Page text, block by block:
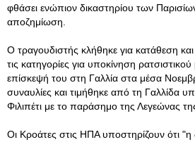
φθάσει ενώπιον δικαστηρίου των Παρισίων
αποζημίωση.
Ο τραγουδιστής κλήθηκε για κατάθεση
τις κατηγορίες για υποκίνηση
επίσκεψή του στη Γαλλία στα μέσα
συναυλίες και τιμήθηκε από τη Γαλλίδα
Φιλιπέτι με το παράσημο της Λεγεώνας
Οι Κροάτες στις ΗΠΑ υποστηρίζουν ότι "η